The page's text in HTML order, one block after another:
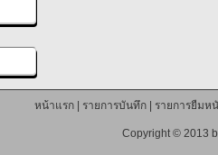
หน้าแรก| รายการบันทึก| รายการยืมห
Copyright © 2013